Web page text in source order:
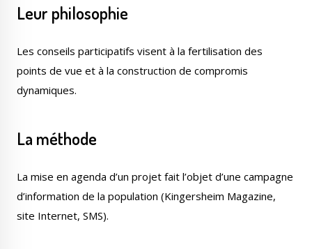
Leur philosophie
Les conseils participatifs visent à la fertilisation des
points de vue et à la construction de compromis
dynamiques.
La méthode
La mise en agenda d’un projet fait l’objet d’une campagne
d’information de la population (Kingersheim Magazine,
site Internet, SMS).